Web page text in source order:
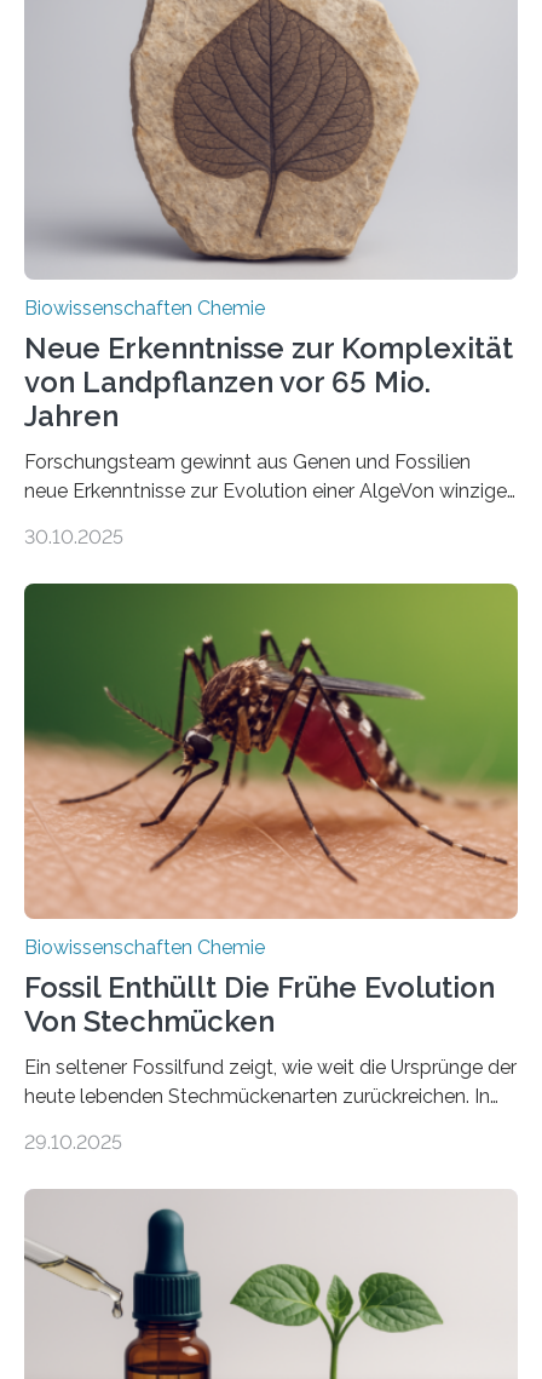
unbekannten Qualitätskontrollmechanismus des
peroxisomalen Proteintransports in der Bäckerhefe
Saccharomyces cerevisiae entdeckt, der für die
Funktionsfähigkeit der Organellen entscheidend ist. Die
Studie wurde am 28. Oktober 2025 in der
Fachzeitschrift…
Biowissenschaften Chemie
Neue Erkenntnisse zur Komplexität
von Landpflanzen vor 65 Mio.
Jahren
Forschungsteam gewinnt aus Genen und Fossilien
neue Erkenntnisse zur Evolution einer AlgeVon winzigen
Landpflanzen zählen zu den komplexesten
Grünalgen, die vor Hunderten von Millionen Jahren
lebten. Unter den Vorfahren sticht eine Gruppe heraus,
die noch heute in der Natur vorkommt: die
Süßwasseralge Coleochaetophyceae. Einige Arten
dieser Gruppe bilden aus Zellfäden dichte Geflechte
mit scheibenförmiger Gestalt. Was auffällig ist: Die
nächsten…
30.10.2025
Biowissenschaften Chemie
Fossil Enthüllt Die Frühe Evolution
Von Stechmücken
Ein seltener Fossilfund zeigt, wie weit die Ursprünge der
heute lebenden Stechmückenarten zurückreichen. In
Forschende die bisher älteste bekannte Stechmücken-
Region Kachin in Myanmar und hat sich in
ausgezeichnetem Zustand erhalten. Es konnte als neue
Art einer neuen Gattung beschrieben werden und trägt
nun den Namen Cretosabethes primaevus. Dieser erste
fossile Nachweis einer Stechmückenlarve in Bernstein
stellt gleichzeitig den ersten Fossilfund einer
29.10.2025